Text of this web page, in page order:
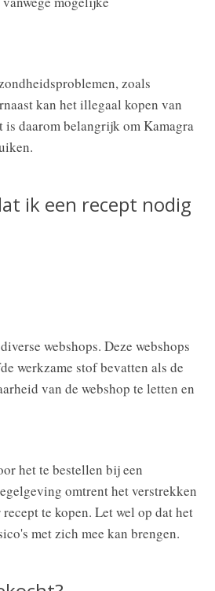
zoals
kan het illegaal kopen van
daarom belangrijk om Kamagra
ik een recept nodig
webshops. Deze webshops
werkzame stof bevatten als de
van de webshop te letten en
het te bestellen bij een
omtrent het verstrekken
te kopen. Let wel op dat het
met zich mee kan brengen.